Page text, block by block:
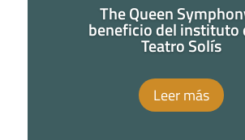
The Queen
beneficio del instituto
Teatro Solís
Leer más